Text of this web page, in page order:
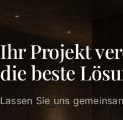
Ihr Projekt
die beste
Lassen Sie uns